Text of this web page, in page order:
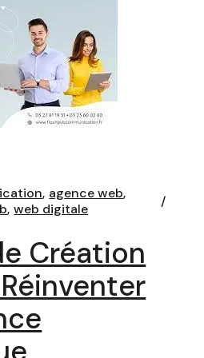
agence web
web digitale
Création